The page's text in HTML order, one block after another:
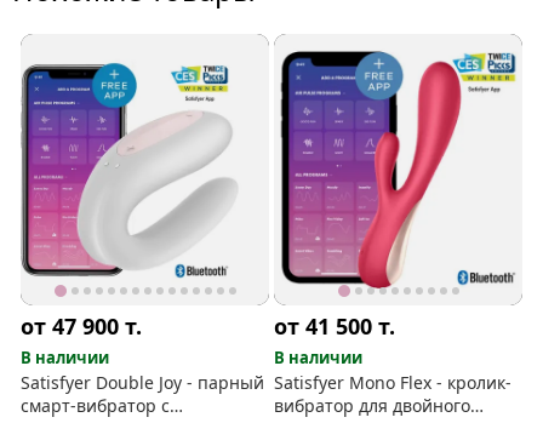
от 47 900т.
В наличии
Satisfyer Double Joy - парный
смарт-вибратор с
от 41 500т.
В наличии
Satisfyer Mono Flex - кролик-
вибратор для двойного